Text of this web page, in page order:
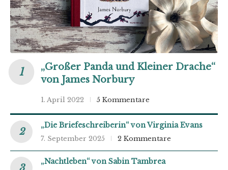
„Großer Panda und Kleiner Drache“
von James Norbury
1. April 2022 5 Kommentare
„Die Briefeschreiberin“ von Virginia Evans
7. September 2025 2 Kommentare
„Nachtleben“ von Sabin Tambrea